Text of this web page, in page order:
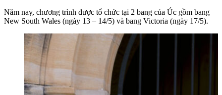
Năm nay, chương trình được tổ chức tại 2 bang của Úc gồm bang
New South Wales (ngày 13 – 14/5) và bang Victoria (ngày 17/5).